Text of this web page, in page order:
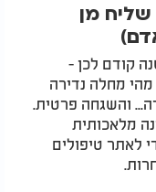
מן
)
קודם לכן -
מהי מחלה נדירה
והשגחה פרטית.
מלאכותית
לאתר טיפולים
.